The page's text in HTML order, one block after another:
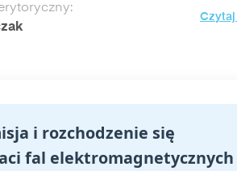
Czytaj
i rozchodzenie się
fal elektromagnetycznych